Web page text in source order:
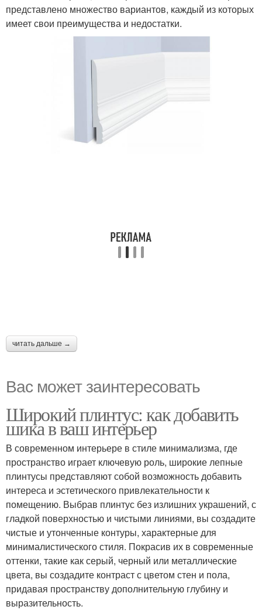
представлено множество вариантов, каждый из которых
имеет свои преимущества и недостатки.
читать дальше →
Вас может заинтересовать
Широкий плинтус: как добавить
шика в ваш интерьер
В современном интерьере в стиле минимализма, где
пространство играет ключевую роль, широкие лепные
плинтусы представляют собой возможность добавить
интереса и эстетического привлекательности к
помещению. Выбрав плинтус без излишних украшений, с
гладкой поверхностью и чистыми линиями, вы создадите
чистые и утонченные контуры, характерные для
минималистического стиля. Покрасив их в современные
оттенки, такие как серый, черный или металлические
цвета, вы создадите контраст с цветом стен и пола,
придавая пространству дополнительную глубину и
выразительность.